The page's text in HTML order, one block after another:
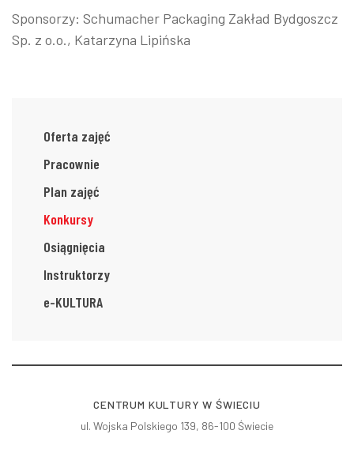
Sponsorzy: Schumacher Packaging Zakład Bydgoszcz
Sp. z o.o., Katarzyna Lipińska
Oferta zajęć
Pracownie
Plan zajęć
Konkursy
Osiągnięcia
Instruktorzy
e-KULTURA
CENTRUM KULTURY W ŚWIECIU
ul. Wojska Polskiego 139, 86-100 Świecie